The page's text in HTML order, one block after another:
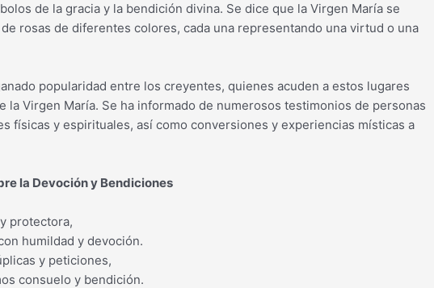
de la gracia y la bendición divina. Se dice que la Virgen María se
rosas de diferentes colores, cada una representando una virtud o una
popularidad entre los creyentes, quienes acuden a estos lugares
la Virgen María. Se ha informado de numerosos testimonios de personas
físicas y espirituales, así como conversiones y experiencias místicas a
la Devoción y Bendiciones
protectora,
humildad y devoción.
y peticiones,
consuelo y bendición.